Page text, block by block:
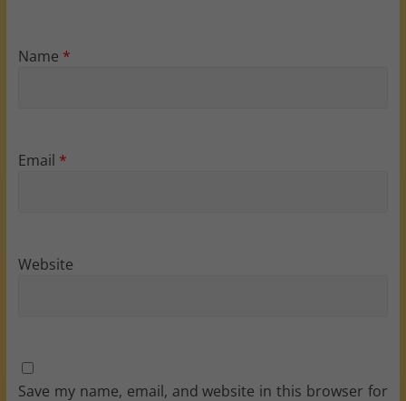
Name *
Email *
Website
Save my name, email, and website in this browser for